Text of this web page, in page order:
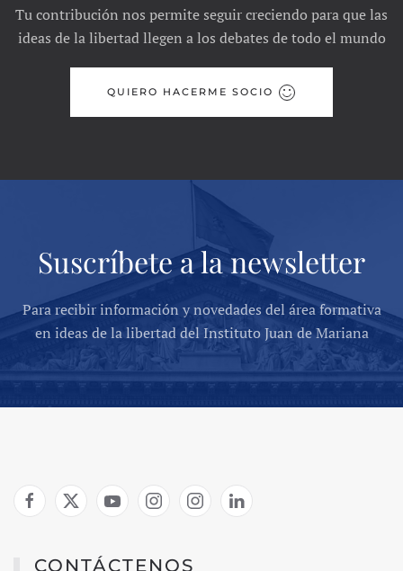
Tu contribución nos permite seguir creciendo para que las
ideas de la libertad llegen a los debates de todo el mundo
QUIERO HACERME SOCIO
Suscríbete a la newsletter
Para recibir información y novedades del área formativa
en ideas de la libertad del Instituto Juan de Mariana
CONTÁCTENOS